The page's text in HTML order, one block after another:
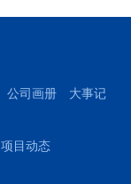
公司画册 大事记
项目动态